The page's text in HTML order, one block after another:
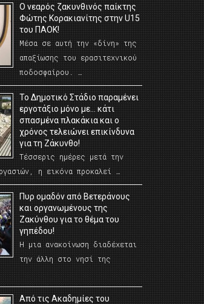
O νεαρός ζακυνθινός παίκτης
Φώτης Κορακιανίτης στην U15
του ΠΑΟΚ!
Μέσα σε αυτή την «δίνη» της
απαξίωσης του ερασιτεχνικού
ποδοσφαίρου. …
Το Δημοτικό Στάδιο παραμένει
εργοτάξιο μόνο με… κάτι
σπασμένα πλακάκια και ο
χρόνος τελειώνει επικίνδυνα
για τη Ζάκυνθο!
Τέσσερις ημέρες μετά την
η εικόνα προκαλεί …
Πυρ ομαδόν από Βετεράνους
και οργανωμένους της
Ζακύνθου για το θέμα του
γηπέδου!
Η μια ανακοίνωση διαδέχεται
την άλλη στο νησί της
Από τις Ακαδημίες του